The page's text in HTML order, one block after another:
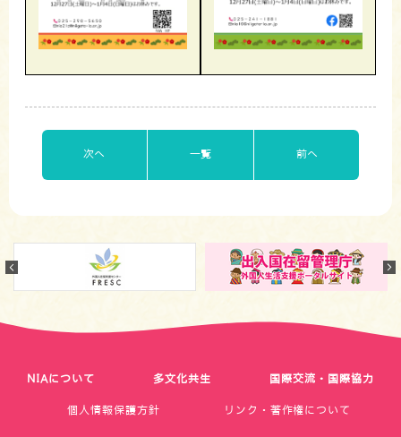
次へ 一覧 前へ
NIAについて 多文化共生 国際交流・国際協力
個人情報保護方針 リンク・著作権について